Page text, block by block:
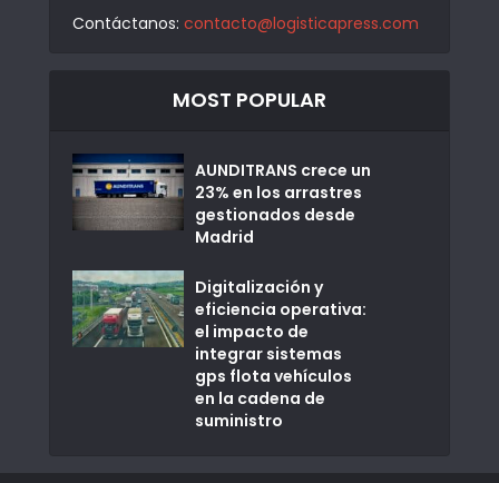
Contáctanos: contacto@logisticapress.com
MOST POPULAR
AUNDITRANS crece un
23% en los arrastres
gestionados desde
Madrid
Digitalización y
eficiencia operativa:
el impacto de
integrar sistemas
gps flota vehículos
en la cadena de
suministro